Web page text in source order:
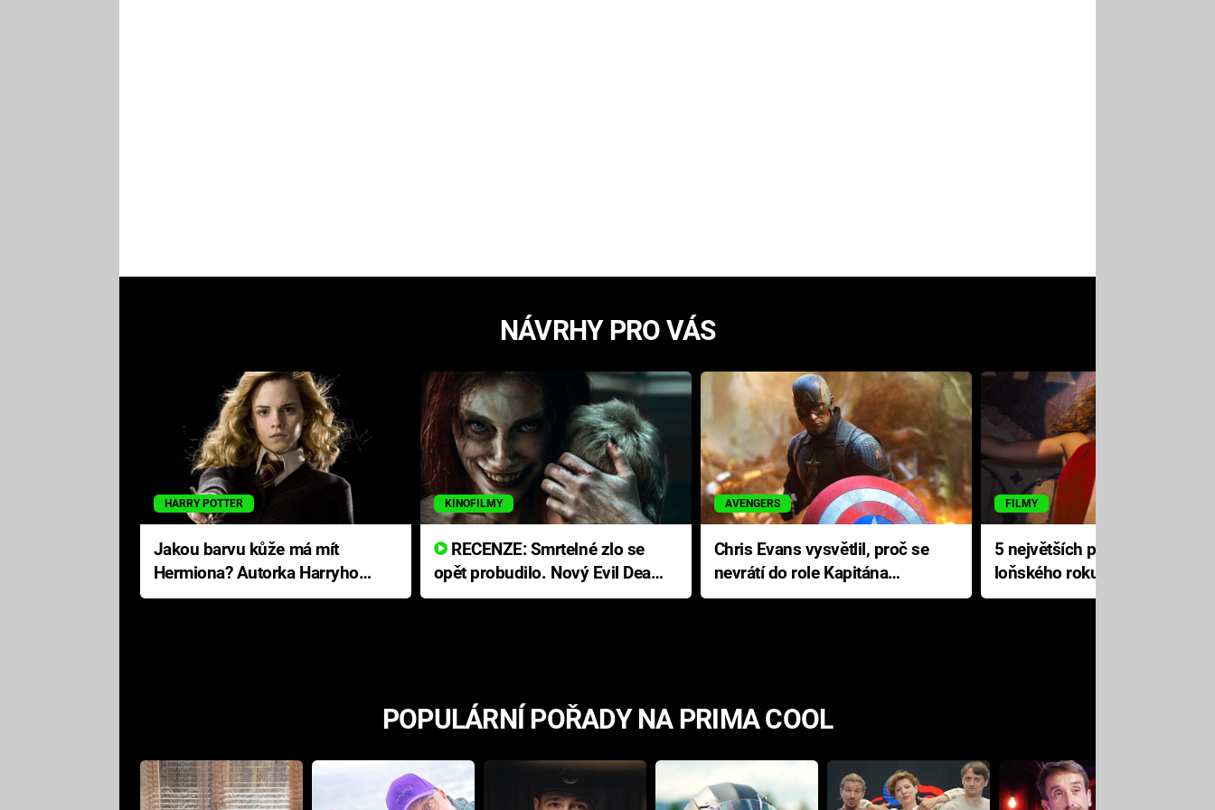
NÁVRHY PRO VÁS
HARRY POTTER
Jakou barvu kůže má mít
Hermiona? Autorka Harryho
Pottera přišla s ráznou
KINOFILMY
RECENZE: Smrtelné zlo se
opět probudilo. Nový Evil Dead
přichází s neodolatelnou
AVENGERS
Chris Evans vysvětlil, proč se
nevrátí do role Kapitána
Ameriky
FILMY
5 největších propadáků
loňského roku: Disney na
jediné katastrofě prodělal 200
POPULÁRNÍ POŘADY NA PRIMA COOL